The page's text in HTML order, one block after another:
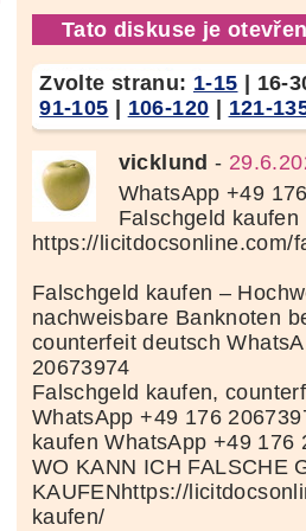
Tato diskuse je
Zvolte stranu: 1-15 | 16-
91-105 | 106-120 | 121-
vicklund -
WhatsApp +49
Falschgeld kaufen
https://licitdocsonline.com/
Falschgeld kaufen –
nachweisbare Banknoten
counterfeit deutsch
20673974
Falschgeld kaufen,
WhatsApp +49 176
kaufen WhatsApp +49 176
WO KANN ICH FALSCHE
KAUFENhttps://
kaufen/